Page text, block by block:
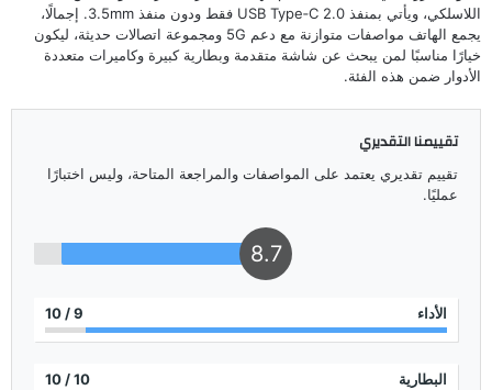
اللاسلكي، ويأتي بمنفذ USB Type‑C 2.0 فقط ودون منفذ 3.5mm. إجمالًا،
يجمع الهاتف مواصفات متوازنة مع دعم 5G ومجموعة اتصالات حديثة، ليكون
خيارًا مناسبًا لمن يبحث عن شاشة متقدمة وبطارية كبيرة وكاميرات متعددة
الأدوار ضمن هذه الفئة.
تقييمنا التقديري
تقييم تقديري يعتمد على المواصفات والمراجعة المتاحة، وليس اختبارًا
عمليًا.
8.7
الأداء 9
/ 10
البطارية 10
/ 10